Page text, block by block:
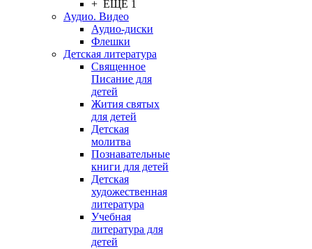
+ ЕЩЕ 1
Аудио. Видео
Аудио-диски
Флешки
Детская литература
Священное
Писание для
детей
Жития святых
для детей
Детская
молитва
Познавательные
книги для детей
Детская
художественная
литература
Учебная
литература для
детей